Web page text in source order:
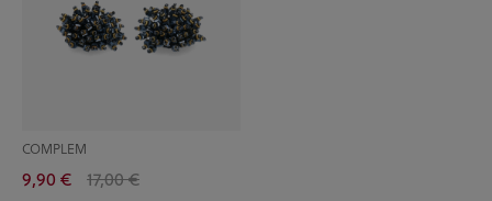
COMPLEM
9,90 € 17,00 €